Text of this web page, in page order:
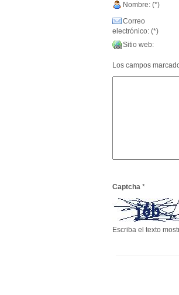
Nombre: (*)
Correo
electrónico: (*)
Sitio web:
Los campos
Captcha *
Escriba el texto